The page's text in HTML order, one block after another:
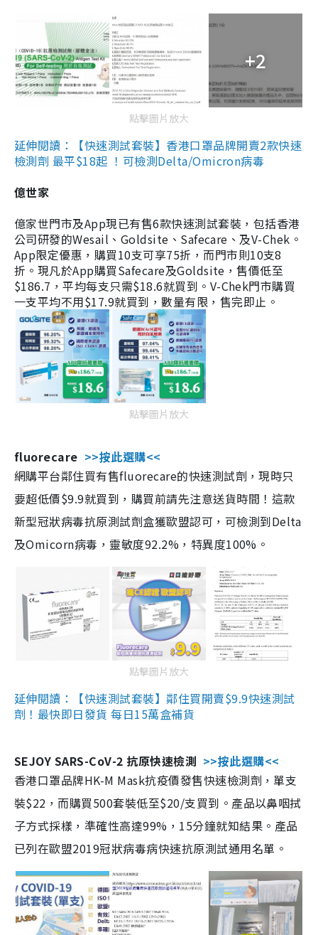
+2
點擊圖片放大
延伸閱讀：【快速測試套裝】香港口罩品牌開賣2款快速
檢測劑 最平$18起 ！可檢測Delta/Omicron病毒
億世家
億家世門市及App現已有售6款快速測試套裝，包括香港
公司研發的Wesail、Goldsite、Safecare、及V-Chek。
App限定優惠，購買10支可享75折，而門市則10支8
折。現凡於App購買Safecare及Goldsite，售價低至
$186.7，平均每支只需$18.6就買到。V-Chek門市購買
一支平均不用$17.9就買到，數量有限，售完即止。
點擊圖片放大
fluorecare >>按此選購<<
網購平台鄰住買有售fluorecare的快速測試劑，現時只
要超低價$9.9就買到，購買前請先注意送貨時間！這款
新型冠狀病毒抗原測試劑盒獲歐盟認可，可檢測到Delta
及Omicorn病毒，靈敏度92.2%，特異度100%。
點擊圖片放大
延伸閱讀：【快速測試套裝】鄰住買開賣$9.9快速測試
劑！最快即日發貨 每日15萬盒補貨
SEJOY SARS-CoV-2 抗原快速檢測 >>按此選購<<
香港口罩品牌HK-M Mask抗疫價發售快速檢測劑，單支
裝$22，而購買500套裝低至$20/支買到。產品以鼻咽拭
子方式採樣，準確性高達99%，15分鐘就知結果。產品
已列在歐盟2019冠狀病毒病快速抗原測試通用名單。